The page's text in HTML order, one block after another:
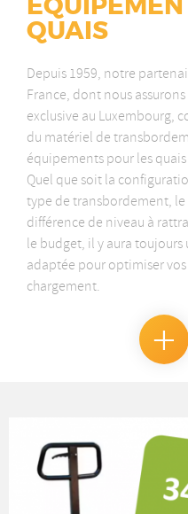
QUAIS
Depuis 1959, notre
France, dont nous
exclusive au Luxembourg,
du matériel de
équipements pour les
Quel que soit la
type de transbordement, le
différence de niveau à
le budget, il y aura toujours
adaptée pour optimiser
chargement.
En